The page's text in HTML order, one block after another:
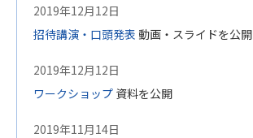
2019年12月12日
招待講演・口頭発表 動画・スライドを公開
2019年12月12日
ワークショップ 資料を公開
2019年11月14日